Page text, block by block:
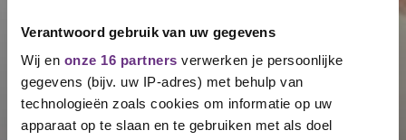
Verantwoord gebruik van uw gegevens
Wij en onze 16 partners verwerken je persoonlijke
gegevens (bijv. uw IP-adres) met behulp van
technologieën zoals cookies om informatie op uw
apparaat op te slaan en te gebruiken met als doel